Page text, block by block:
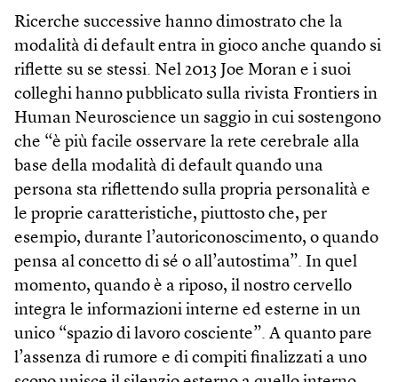
Ricerche successive hanno dimostrato che la
modalità di default entra in gioco anche quando si
riflette su se stessi. Nel 2013 Joe Moran e i suoi
colleghi hanno pubblicato sulla rivista Frontiers in
Human Neuroscience un saggio in cui sostengono
che “è più facile osservare la rete cerebrale alla
base della modalità di default quando una
persona sta riflettendo sulla propria personalità e
le proprie caratteristiche, piuttosto che, per
esempio, durante l’autoriconoscimento, o quando
pensa al concetto di sé o all’autostima”. In quel
momento, quando è a riposo, il nostro cervello
integra le informazioni interne ed esterne in un
unico “spazio di lavoro cosciente”. A quanto pare
l’assenza di rumore e di compiti finalizzati a uno